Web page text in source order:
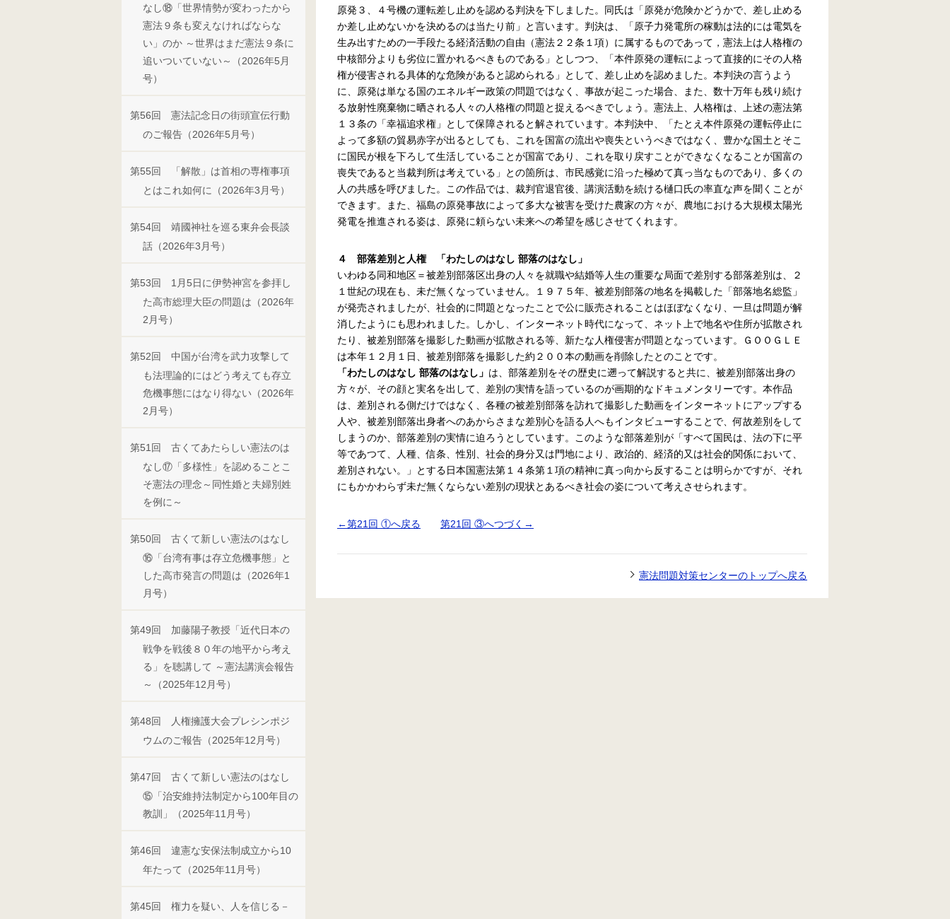
なし⑱「世界情勢が変わったから
憲法９条も変えなければならな
い」のか ～世界はまだ憲法９条に
追いついていない～（2026年5月
号）
第56回 憲法記念日の街頭宣伝行動
のご報告（2026年5月号）
第55回 「解散」は首相の専権事項
とはこれ如何に（2026年3月号）
第54回 靖國神社を巡る東弁会長談
話（2026年3月号）
第53回 1月5日に伊勢神宮を参拝し
た高市総理大臣の問題は（2026年
2月号）
第52回 中国が台湾を武力攻撃して
も法理論的にはどう考えても存立
危機事態にはなり得ない（2026年
2月号）
第51回 古くてあたらしい憲法のは
なし⑰「多様性」を認めることこ
そ憲法の理念～同性婚と夫婦別姓
を例に～
第50回 古くて新しい憲法のはなし
⑯「台湾有事は存立危機事態」と
した高市発言の問題は（2026年1
月号）
第49回 加藤陽子教授「近代日本の
戦争を戦後８０年の地平から考え
る」を聴講して ～憲法講演会報告
～（2025年12月号）
第48回 人権擁護大会プレシンポジ
ウムのご報告（2025年12月号）
第47回 古くて新しい憲法のはなし
⑮「治安維持法制定から100年目の
教訓」（2025年11月号）
第46回 違憲な安保法制成立から10
年たって（2025年11月号）
第45回 権力を疑い、人を信じる－
原発３、４号機の運転差し止めを認める判決を下しました。同氏は「原発が危険かどうかで、差し止める
か差し止めないかを決めるのは当たり前」と言います。判決は、「原子力発電所の稼動は法的には電気を
生み出すための一手段たる経済活動の自由（憲法２２条１項）に属するものであって，憲法上は人格権の
中核部分よりも劣位に置かれるべきものである」としつつ、「本件原発の運転によって直接的にその人格
権が侵害される具体的な危険があると認められる」として、差し止めを認めました。本判決の言うよう
に、原発は単なる国のエネルギー政策の問題ではなく、事故が起こった場合、また、数十万年も残り続け
る放射性廃棄物に晒される人々の人格権の問題と捉えるべきでしょう。憲法上、人格権は、上述の憲法第
１３条の「幸福追求権」として保障されると解されています。本判決中、「たとえ本件原発の運転停止に
よって多額の貿易赤字が出るとしても、これを国富の流出や喪失というべきではなく、豊かな国土とそこ
に国民が根を下ろして生活していることが国富であり、これを取り戻すことができなくなることが国富の
喪失であると当裁判所は考えている」との箇所は、市民感覚に沿った極めて真っ当なものであり、多くの
人の共感を呼びました。この作品では、裁判官退官後、講演活動を続ける樋口氏の率直な声を聞くことが
できます。また、福島の原発事故によって多大な被害を受けた農家の方々が、農地における大規模太陽光
発電を推進される姿は、原発に頼らない未来への希望を感じさせてくれます。
４ 部落差別と人権「わたしのはなし 部落のはなし」
いわゆる同和地区＝被差別部落区出身の人々を就職や結婚等人生の重要な局面で差別する部落差別は、２
１世紀の現在も、未だ無くなっていません。１９７５年、被差別部落の地名を掲載した「部落地名総監」
が発売されましたが、社会的に問題となったことで公に販売されることはほぼなくなり、一旦は問題が解
消したようにも思われました。しかし、インターネット時代になって、ネット上で地名や住所が拡散され
たり、被差別部落を撮影した動画が拡散される等、新たな人権侵害が問題となっています。ＧＯＯＧＬＥ
は本年１２月１日、被差別部落を撮影した約２００本の動画を削除したとのことです。
「わたしのはなし 部落のはなし」 は、部落差別をその歴史に遡って解説すると共に、被差別部落出身の
方々が、その顔と実名を出して、差別の実情を語っているのが画期的なドキュメンタリーです。本作品
は、差別される側だけではなく、各種の被差別部落を訪れて撮影した動画をインターネットにアップする
人や、被差別部落出身者へのあからさまな差別心を語る人へもインタビューすることで、何故差別をして
しまうのか、部落差別の実情に迫ろうとしています。このような部落差別が「すべて国民は、法の下に平
等であつて、人種、信条、性別、社会的身分又は門地により、政治的、経済的又は社会的関係において、
差別されない。」とする日本国憲法第１４条第１項の精神に真っ向から反することは明らかですが、それ
にもかかわらず未だ無くならない差別の現状とあるべき社会の姿について考えさせられます。
←第21回 ①へ戻る 第21回 ③へつづく→
憲法問題対策センターのトップへ戻る